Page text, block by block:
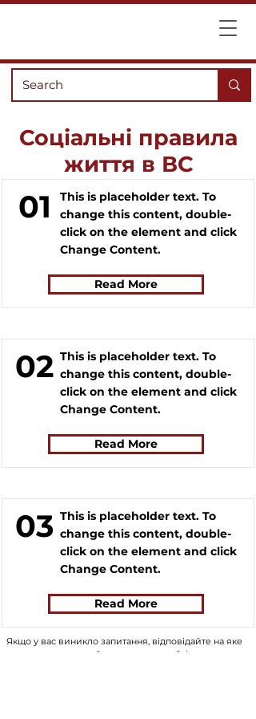
Соціальні правила
життя в ВС
01
This is placeholder text. To
change this content, double-
click on the element and click
Change Content.
Read More
02 This is placeholder text. To
change this content, double-
click on the element and click
Change Content.
Read More
03 This is placeholder text. To
change this content, double-
click on the element and click
Change Content.
Read More
Якщо у вас виникло запитання, відповідайте на яке
вам не вдалося знайти на нашому сайті, ви можете